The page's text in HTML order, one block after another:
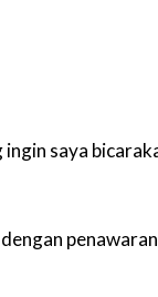
saya
penawaran